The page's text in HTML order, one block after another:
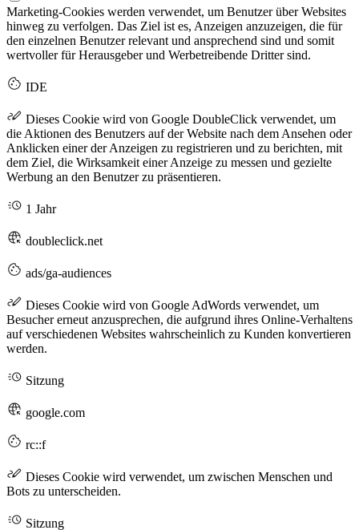
Marketing-Cookies werden verwendet, um Benutzer über Websites
hinweg zu verfolgen. Das Ziel ist es, Anzeigen anzuzeigen, die für
den einzelnen Benutzer relevant und ansprechend sind und somit
wertvoller für Herausgeber und Werbetreibende Dritter sind.
IDE
Dieses Cookie wird von Google DoubleClick verwendet, um
die Aktionen des Benutzers auf der Website nach dem Ansehen oder
Anklicken einer der Anzeigen zu registrieren und zu berichten, mit
dem Ziel, die Wirksamkeit einer Anzeige zu messen und gezielte
Werbung an den Benutzer zu präsentieren.
1 Jahr
doubleclick.net
ads/ga-audiences
Dieses Cookie wird von Google AdWords verwendet, um
Besucher erneut anzusprechen, die aufgrund ihres Online-Verhaltens
auf verschiedenen Websites wahrscheinlich zu Kunden konvertieren
werden.
Sitzung
google.com
rc::f
Dieses Cookie wird verwendet, um zwischen Menschen und
Bots zu unterscheiden.
Sitzung